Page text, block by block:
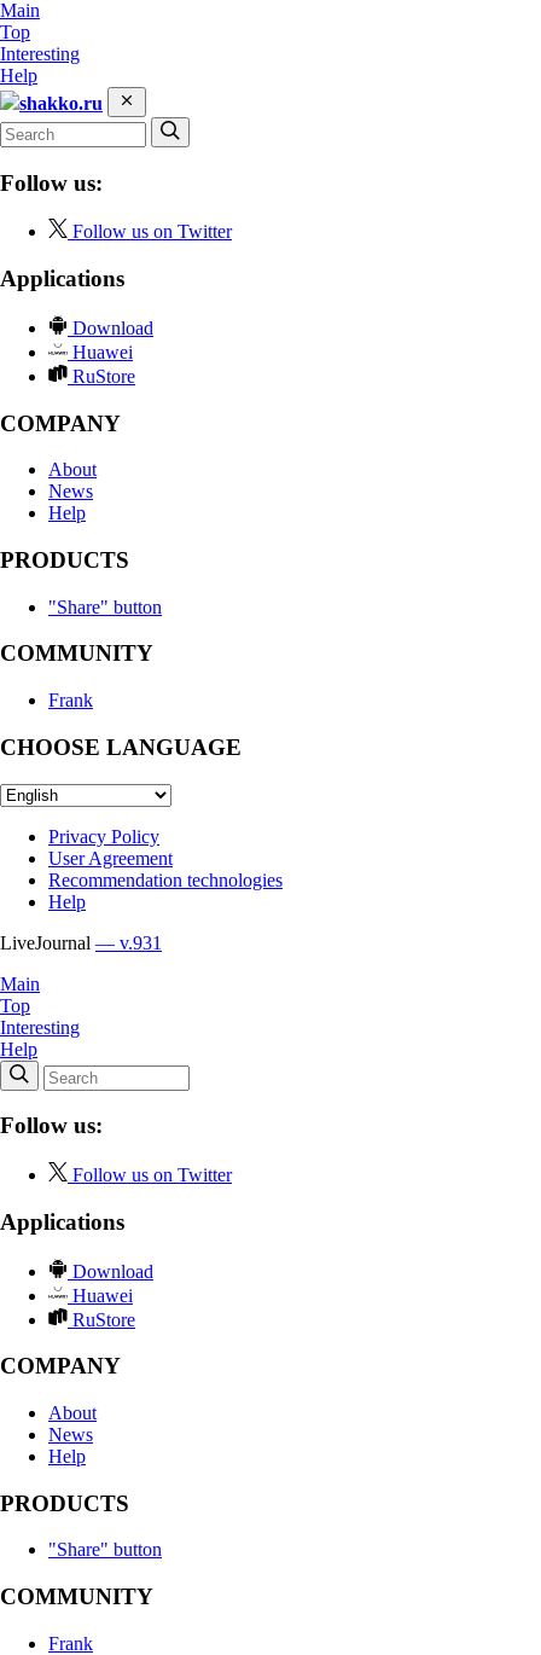
Main
Top
Interesting
Help
shakko.ru
Follow us:
Follow us on Twitter
Applications
Download
Huawei
RuStore
COMPANY
About
News
Help
PRODUCTS
"Share" button
COMMUNITY
Frank
CHOOSE LANGUAGE
Privacy Policy
User Agreement
Recommendation technologies
Help
LiveJournal — v.931
Main
Top
Interesting
Help
Follow us:
Follow us on Twitter
Applications
Download
Huawei
RuStore
COMPANY
About
News
Help
PRODUCTS
"Share" button
COMMUNITY
Frank